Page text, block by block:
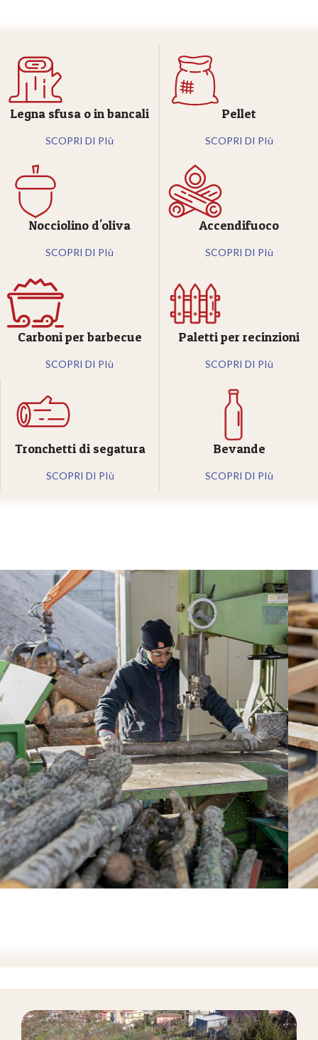
Legna sfusa o in bancali
SCOPRI DI PIù
Pellet
SCOPRI DI PIù
Nocciolino d'oliva
SCOPRI DI PIù
Accendifuoco
SCOPRI DI PIù
Carboni per barbecue
SCOPRI DI PIù
Paletti per recinzioni
SCOPRI DI PIù
Tronchetti di segatura
SCOPRI DI PIù
Bevande
SCOPRI DI PIù